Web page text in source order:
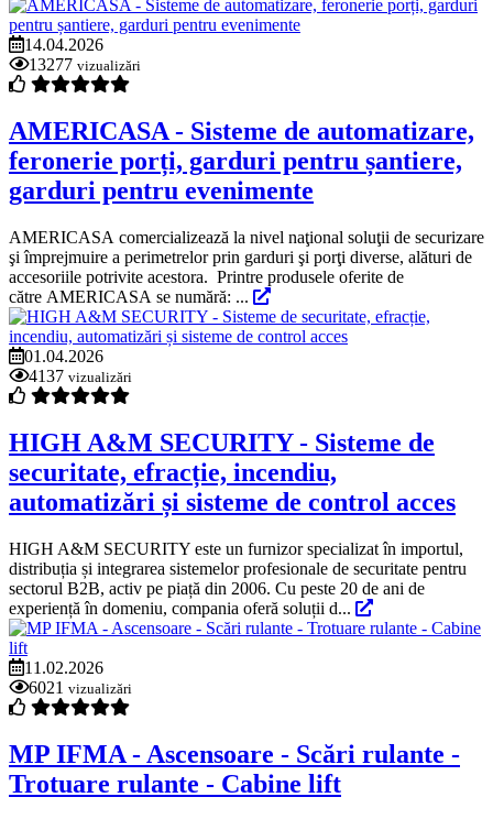
14.04.2026
13277 vizualizări
AMERICASA - Sisteme de automatizare,
feronerie porți, garduri pentru șantiere,
garduri pentru evenimente
AMERICASA comercializează la nivel naţional soluţii de securizare
şi împrejmuire a perimetrelor prin garduri şi porţi diverse, alături de
accesoriile potrivite acestora. Printre produsele oferite de
către AMERICASA se numără: ...
01.04.2026
4137 vizualizări
HIGH A&M SECURITY - Sisteme de
securitate, efracție, incendiu,
automatizări și sisteme de control acces
HIGH A&M SECURITY este un furnizor specializat în importul,
distribuția și integrarea sistemelor profesionale de securitate pentru
sectorul B2B, activ pe piață din 2006. Cu peste 20 de ani de
experiență în domeniu, compania oferă soluții d...
11.02.2026
6021 vizualizări
MP IFMA - Ascensoare - Scări rulante -
Trotuare rulante - Cabine lift